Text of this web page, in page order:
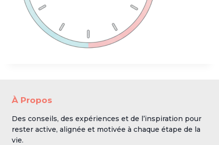
À Propos
Des conseils, des expériences et de l’inspiration pour
rester active, alignée et motivée à chaque étape de la
vie.